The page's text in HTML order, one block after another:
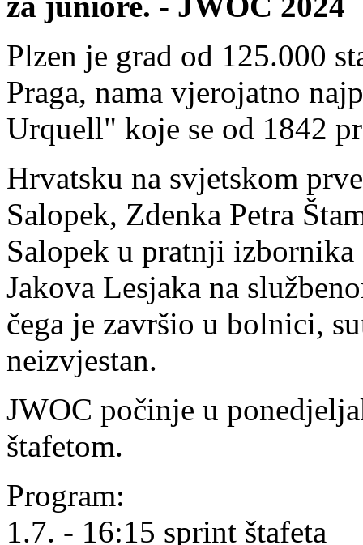
Plzen je grad od 125.000
Praga, nama vjerojatno
Urquell" koje se od 1842
Hrvatsku na svjetskom
Salopek, Zdenka Petra
Salopek u pratnji
Jakova Lesjaka na
čega je završio u bolnici,
neizvjestan.
JWOC počinje u
štafetom.
Program:
1.7. - 16:15 sprint štafeta